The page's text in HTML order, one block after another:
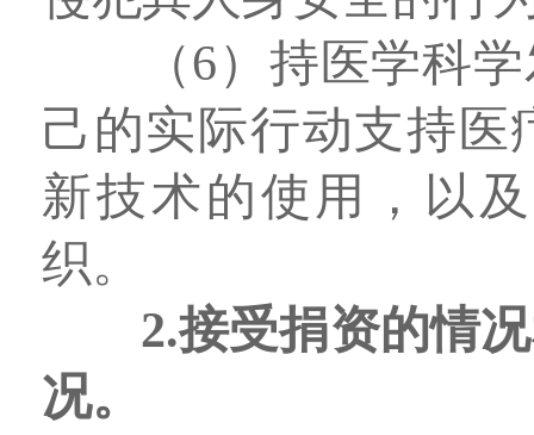
（6）持医学科
己的实际行动支持医
新技术的使用，以
织。
2.接受捐资的情
况。